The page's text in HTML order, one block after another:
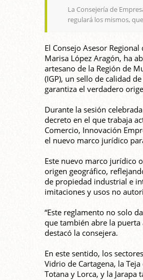
La Consejería de
regulará los mismos,
El Consejo Asesor
Marisa López Aragón, ha
artesano de la Región de
(IGP), un sello de calidad
garantiza el verdadero
Durante la sesión
decreto en el que trabaja
Comercio, Innovación
el nuevo marco jurídico
Este nuevo marco jurídico
origen geográfico,
de propiedad industrial e
imitaciones y usos no
“Este reglamento no solo
que también abre la
destacó la consejera.
En este sentido, los
Vidrio de Cartagena, la
Totana y Lorca, y la